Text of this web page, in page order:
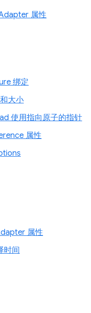
属性
绑定
大小
使用指向原子的指针
属性
属性
时间